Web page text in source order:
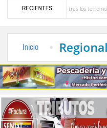
RECIENTES
de Maiquetía tras los terremotos
Inicio